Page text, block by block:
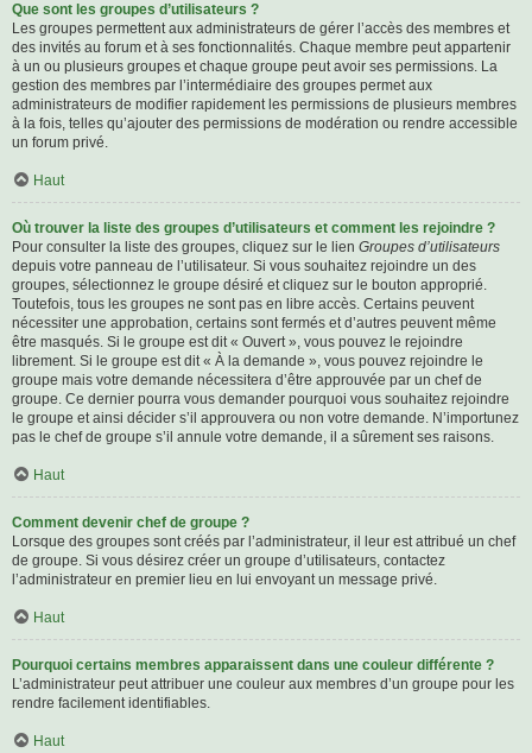
Que sont les groupes d’utilisateurs ?
Les groupes permettent aux administrateurs de gérer l’accès des membres et
des invités au forum et à ses fonctionnalités. Chaque membre peut appartenir
à un ou plusieurs groupes et chaque groupe peut avoir ses permissions. La
gestion des membres par l’intermédiaire des groupes permet aux
administrateurs de modifier rapidement les permissions de plusieurs membres
à la fois, telles qu’ajouter des permissions de modération ou rendre accessible
un forum privé.
Haut
Où trouver la liste des groupes d’utilisateurs et comment les rejoindre ?
Pour consulter la liste des groupes, cliquez sur le lien Groupes d’utilisateurs
depuis votre panneau de l’utilisateur. Si vous souhaitez rejoindre un des
groupes, sélectionnez le groupe désiré et cliquez sur le bouton approprié.
Toutefois, tous les groupes ne sont pas en libre accès. Certains peuvent
nécessiter une approbation, certains sont fermés et d’autres peuvent même
être masqués. Si le groupe est dit « Ouvert », vous pouvez le rejoindre
librement. Si le groupe est dit « À la demande », vous pouvez rejoindre le
groupe mais votre demande nécessitera d’être approuvée par un chef de
groupe. Ce dernier pourra vous demander pourquoi vous souhaitez rejoindre
le groupe et ainsi décider s’il approuvera ou non votre demande. N’importunez
pas le chef de groupe s’il annule votre demande, il a sûrement ses raisons.
Haut
Comment devenir chef de groupe ?
Lorsque des groupes sont créés par l’administrateur, il leur est attribué un chef
de groupe. Si vous désirez créer un groupe d’utilisateurs, contactez
l’administrateur en premier lieu en lui envoyant un message privé.
Haut
Pourquoi certains membres apparaissent dans une couleur différente ?
L’administrateur peut attribuer une couleur aux membres d’un groupe pour les
rendre facilement identifiables.
Haut